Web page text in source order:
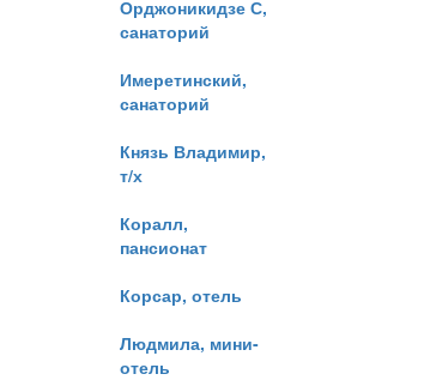
Орджоникидзе С,
санаторий
Имеретинский,
санаторий
Князь Владимир,
т/х
Коралл,
пансионат
Корсар, отель
Людмила, мини-
отель